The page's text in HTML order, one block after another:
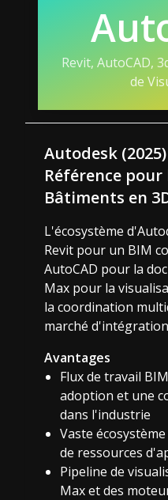
Revit, AutoCAD,
de
Autodesk
Référence
Bâtiments en
L'écosystème
Revit pour un BIM
AutoCAD pour la
Max pour la
la coordination
marché
Avantages
Flux de travail
adoption et une
dans l'industrie
Vaste
de ressources
Pipeline de
Max et des